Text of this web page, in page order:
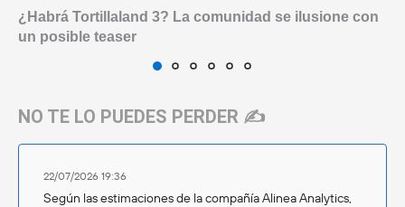
¿Habrá Tortillaland 3? La comunidad se ilusione con
un posible teaser
NO TE LO PUEDES PERDER ✍️
22/07/2026 19:36
Según las estimaciones de la compañía Alinea Analytics,